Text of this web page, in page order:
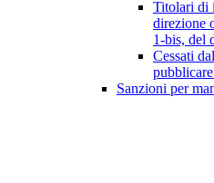
Titolari di
direzione
1-bis, del
Cessati
Sanzioni per